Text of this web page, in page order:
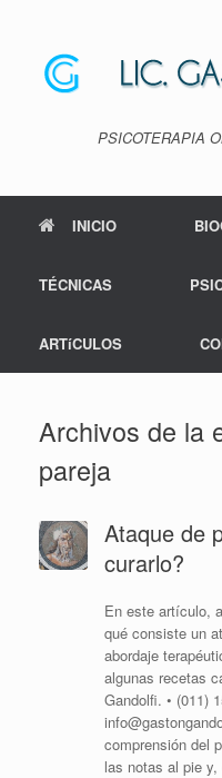
contenido
PSICOTERAPIA
INICIO
TÉCNICAS
ARTíCULOS
Archivos de la
pareja
Ataque de
curarlo?
En este artículo,
qué consiste un
abordaje
algunas recetas
Gandolfi. • (011)
comprensión del
las notas al pie